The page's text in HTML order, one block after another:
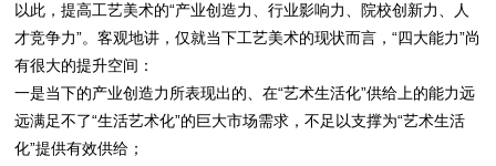
以此，提高工艺美术的“产业创造力、行业影响力、院校创新力、人
才竞争力”。客观地讲，仅就当下工艺美术的现状而言，“四大能力”尚
有很大的提升空间：
一是当下的产业创造力所表现出的、在“艺术生活化”供给上的能力远
远满足不了“生活艺术化”的巨大市场需求，不足以支撑为“艺术生活
化”提供有效供给；